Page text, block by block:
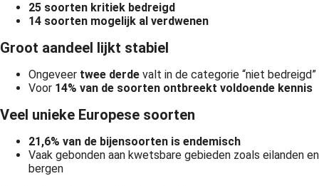
25 soorten kritiek bedreigd
14 soorten mogelijk al verdwenen
Groot aandeel lijkt stabiel
Ongeveer twee derde valt in de categorie “niet bedreigd”
Voor 14% van de soorten ontbreekt voldoende kennis
Veel unieke Europese soorten
21,6% van de bijensoorten is endemisch
Vaak gebonden aan kwetsbare gebieden zoals eilanden en
bergen